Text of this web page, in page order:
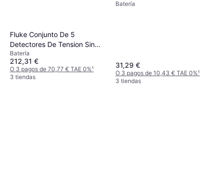
Fluke Conjunto De 5
Detectores De Tension Sin
Contacto 1ac - Flk-1ac-e1-ii-
5pk
Batería
212,31 €
O 3 pagos de 70,77 € TAE 0%¹
3 tiendas
Batería
31,29 €
O 3 pagos de 10,43 € TAE 0%¹
3 tiendas